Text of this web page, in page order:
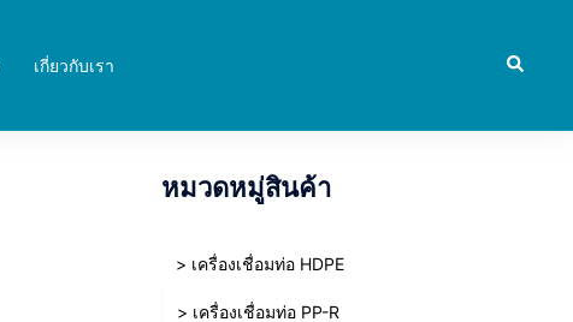
เกี่ยวกับเรา Search
หมวดหมู่สินค้า
> เครื่องเชื่อมท่อ HDPE
> เครื่องเชื่อมท่อ PP-R